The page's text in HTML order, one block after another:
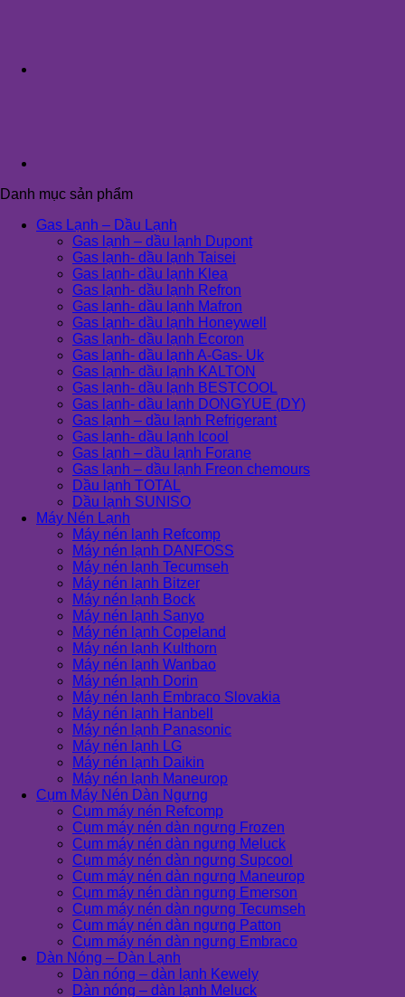
Danh mục sản phẩm
Gas Lạnh – Dầu Lạnh
Gas lạnh – dầu lạnh Dupont
Gas lạnh- dầu lạnh Taisei
Gas lạnh- dầu lạnh Klea
Gas lạnh- dầu lạnh Refron
Gas lạnh- dầu lạnh Mafron
Gas lạnh- dầu lạnh Honeywell
Gas lạnh- dầu lạnh Ecoron
Gas lạnh- dầu lạnh A-Gas- Uk
Gas lạnh- dầu lạnh KALTON
Gas lạnh- dầu lạnh BESTCOOL
Gas lạnh- dầu lạnh DONGYUE (DY)
Gas lạnh – dầu lạnh Refrigerant
Gas lạnh- dầu lạnh Icool
Gas lạnh – dầu lạnh Forane
Gas lạnh – dầu lạnh Freon chemours
Dầu lạnh TOTAL
Dầu lạnh SUNISO
Máy Nén Lạnh
Máy nén lạnh Refcomp
Máy nén lạnh DANFOSS
Máy nén lạnh Tecumseh
Máy nén lạnh Bitzer
Máy nén lạnh Bock
Máy nén lạnh Sanyo
Máy nén lạnh Copeland
Máy nén lạnh Kulthorn
Máy nén lạnh Wanbao
Máy nén lạnh Dorin
Máy nén lạnh Embraco Slovakia
Máy nén lạnh Hanbell
Máy nén lạnh Panasonic
Máy nén lạnh LG
Máy nén lạnh Daikin
Máy nén lạnh Maneurop
Cụm Máy Nén Dàn Ngưng
Cụm máy nén Refcomp
Cụm máy nén dàn ngưng Frozen
Cụm máy nén dàn ngưng Meluck
Cụm máy nén dàn ngưng Supcool
Cụm máy nén dàn ngưng Maneurop
Cụm máy nén dàn ngưng Emerson
Cụm máy nén dàn ngưng Tecumseh
Cụm máy nén dàn ngưng Patton
Cụm máy nén dàn ngưng Embraco
Dàn Nóng – Dàn Lạnh
Dàn nóng – dàn lạnh Kewely
Dàn nóng – dàn lạnh Meluck